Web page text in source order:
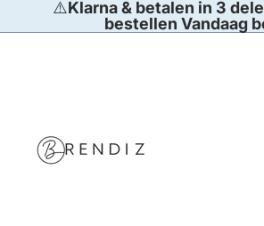
⚠️Klarna & betalen in 3
bestellen Vandaag